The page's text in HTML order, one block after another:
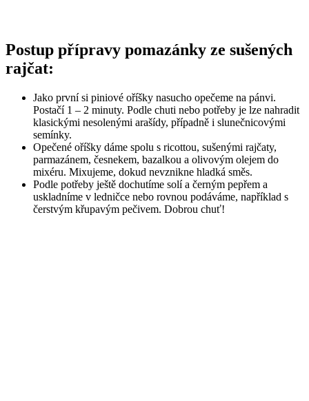
Postup přípravy pomazánky ze sušených
rajčat:
Jako první si piniové oříšky nasucho opečeme na pánvi.
Postačí 1 – 2 minuty. Podle chuti nebo potřeby je lze nahradit
klasickými nesolenými arašídy, případně i slunečnicovými
semínky.
Opečené oříšky dáme spolu s ricottou, sušenými rajčaty,
parmazánem, česnekem, bazalkou a olivovým olejem do
mixéru. Mixujeme, dokud nevznikne hladká směs.
Podle potřeby ještě dochutíme solí a černým pepřem a
uskladníme v ledničce nebo rovnou podáváme, například s
čerstvým křupavým pečivem. Dobrou chuť!